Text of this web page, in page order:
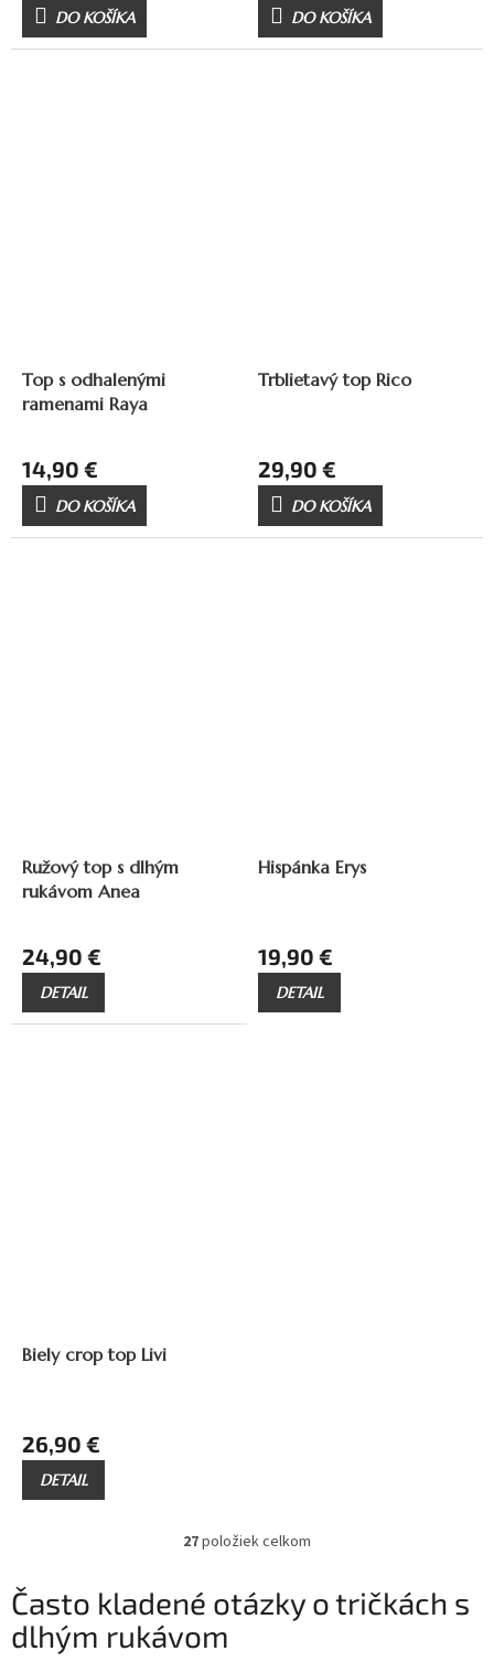
DO KOŠÍKA DO KOŠÍKA
Top s odhalenými
ramenami Raya
14,90 €
DO KOŠÍKA
Trblietavý top Rico
29,90 €
DO KOŠÍKA
Ružový top s dlhým
rukávom Anea
24,90 €
DETAIL
Hispánka Erys
19,90 €
DETAIL
Biely crop top Livi
26,90 €
DETAIL
O
l
á
27položiek celkom
Často kladené otázky o tričkách s
dlhým rukávom